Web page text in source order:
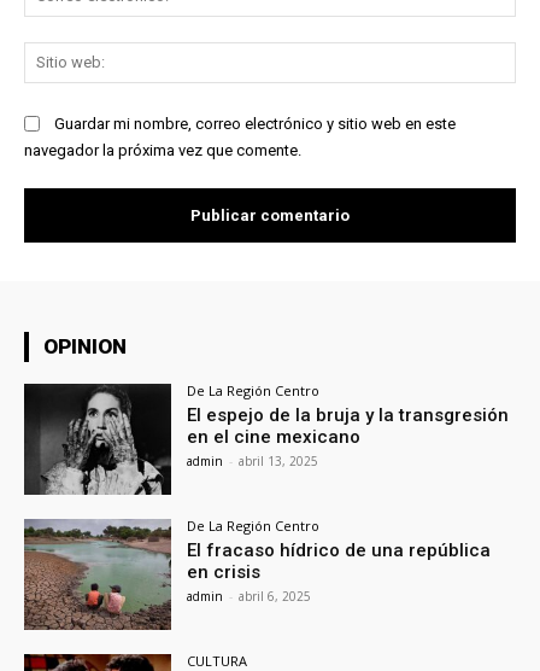
Guardar mi nombre, correo electrónico y sitio web en este
navegador la próxima vez que comente.
OPINION
De La Región Centro
El espejo de la bruja y la transgresión
en el cine mexicano
admin - abril 13, 2025
De La Región Centro
El fracaso hídrico de una república
en crisis
admin - abril 6, 2025
CULTURA